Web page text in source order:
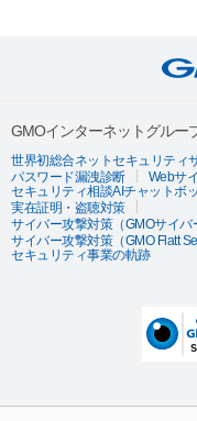
GMOインターネットグルー
世界初総合ネットセキュリティ
パスワード漏洩診断
Webサ
セキュリティ相談AIチャットボ
実在証明・盗聴対策
サイバー攻撃対策（GMOサイバ
サイバー攻撃対策（GMO Flatt
セキュリティ事業の軌跡